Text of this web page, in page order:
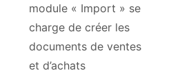
module « Import » se
charge de créer les
documents de ventes
et d’achats